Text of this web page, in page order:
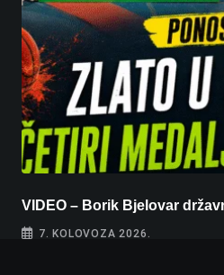
VIDEO – Borik Bjelovar
7. KOLOVOZA 2026.